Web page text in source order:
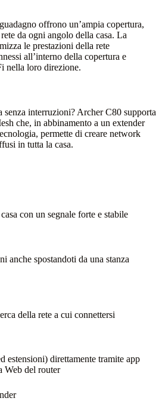
offrono un’ampia copertura,
da ogni angolo della casa. La
le prestazioni della rete
all’interno della copertura e
nella loro direzione.
senza interruzioni? Archer C80 supporta
che, in abbinamento a un extender
permette di creare network
in tutta la casa.
con un segnale forte e stabile
anche spostandoti da una stanza
della rete a cui connettersi
estensioni) direttamente tramite app
Web del router